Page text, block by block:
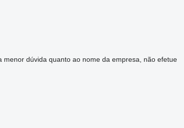
dúvida quanto ao nome da empresa, não efetue